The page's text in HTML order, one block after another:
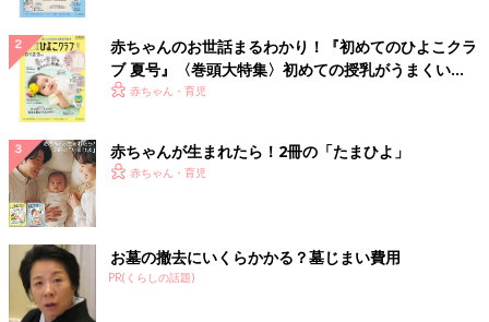
赤ちゃんのお世話まるわかり！『初めてのひよこクラ
ブ 夏号』〈巻頭大特集〉初めての授乳がうまくい
く！ おっぱい・ミルクの基本と夏のトラブル 解決テ
赤ちゃん・育児
赤ちゃんが生まれたら！2冊の「たまひよ」
赤ちゃん・育児
お墓の撤去にいくらかかる？墓じまい費用
PR(くらしの話題)